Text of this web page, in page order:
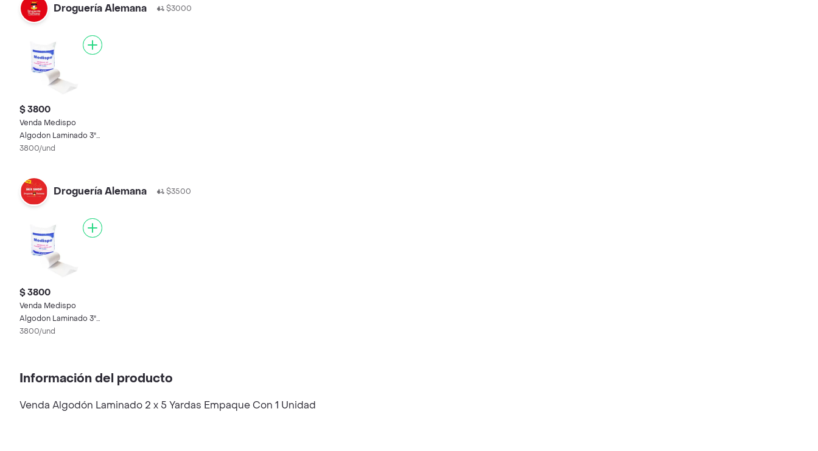
Droguería Alemana $3000
$ 3800
Venda Medispo
Algodon Laminado 3"
X 5 Yardas
3800/und
Droguería Alemana $3500
$ 3800
Venda Medispo
Algodon Laminado 3"
X 5 Yardas
3800/und
Información del producto
Venda Algodón Laminado 2 x 5 Yardas Empaque Con 1 Unidad